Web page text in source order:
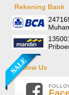
Hallo mas
Rekening Bank
Follow Us